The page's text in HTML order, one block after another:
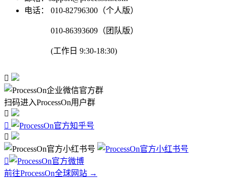
电话：
010-82796300（个人版）
010-86393609（团队版）
(工作日 9:30-18:30)

扫码进入ProcessOn用户群




前往ProcessOn全球网站 →